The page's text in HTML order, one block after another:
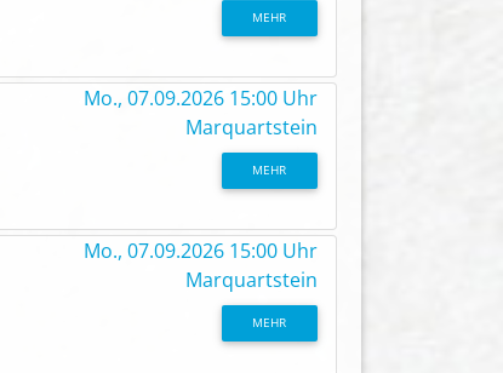
MEHR
Mo., 07.09.2026 15:00 Uhr
Marquartstein
MEHR
Mo., 07.09.2026 15:00 Uhr
Marquartstein
MEHR